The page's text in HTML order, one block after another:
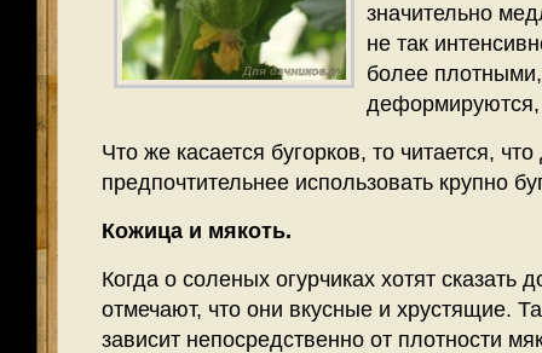
значительно
не так
более
деформируются,
Что же касается бугорков, то читается,
предпочтительнее использовать крупно
Кожица и мякоть.
Когда о соленых огурчиках хотят сказать
отмечают, что они вкусные и хрустящие.
зависит непосредственно от плотности